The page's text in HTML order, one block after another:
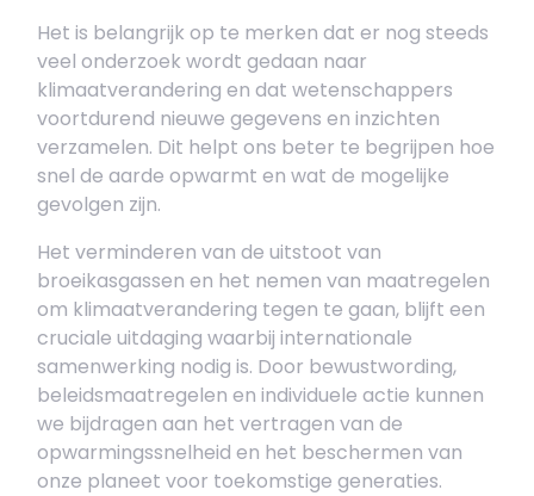
Het is belangrijk op te merken dat er nog steeds
veel onderzoek wordt gedaan naar
klimaatverandering en dat wetenschappers
voortdurend nieuwe gegevens en inzichten
verzamelen. Dit helpt ons beter te begrijpen hoe
snel de aarde opwarmt en wat de mogelijke
gevolgen zijn.
Het verminderen van de uitstoot van
broeikasgassen en het nemen van maatregelen
om klimaatverandering tegen te gaan, blijft een
cruciale uitdaging waarbij internationale
samenwerking nodig is. Door bewustwording,
beleidsmaatregelen en individuele actie kunnen
we bijdragen aan het vertragen van de
opwarmingssnelheid en het beschermen van
onze planeet voor toekomstige generaties.